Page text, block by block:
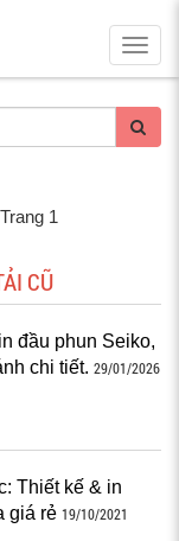
1
CŨ
đầu phun Seiko,
chi tiết. 29/01/2026
Thiết kế & in
giá rẻ 19/10/2021